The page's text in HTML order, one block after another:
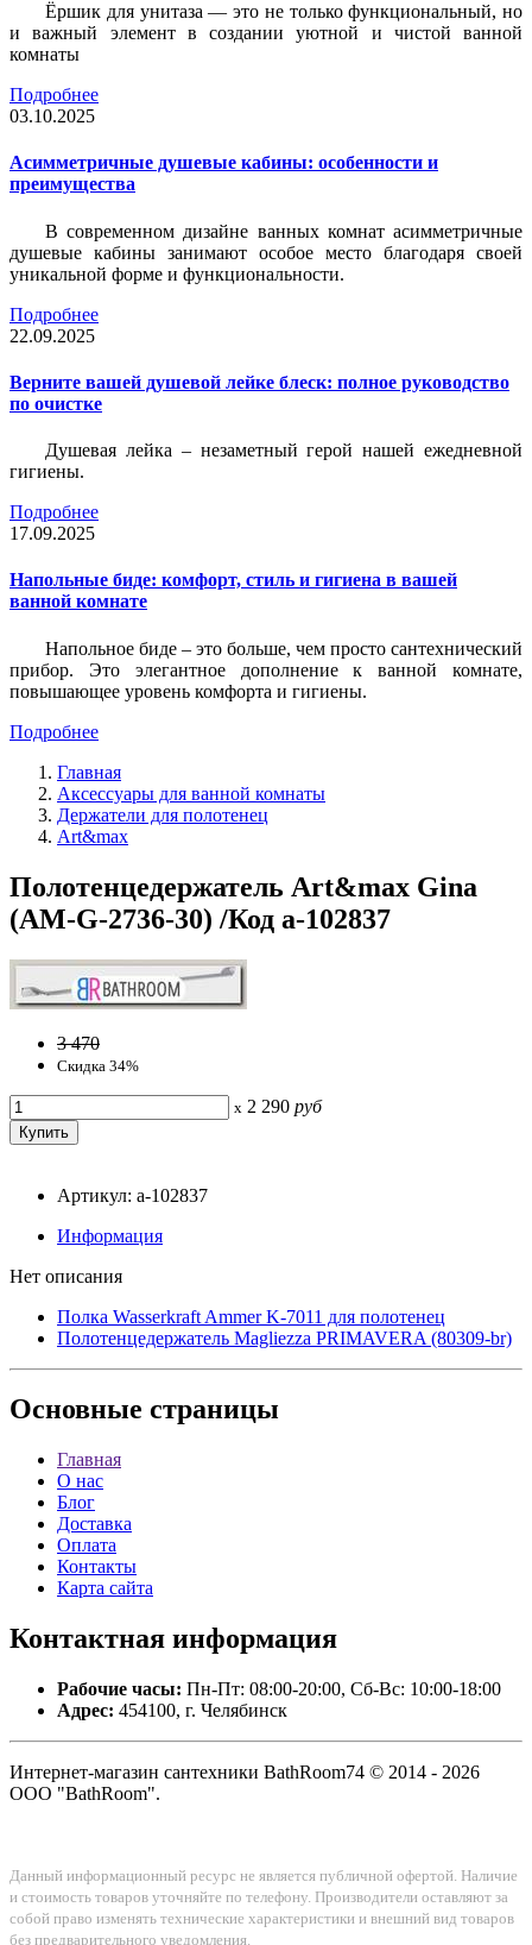
Ёршик для унитаза — это не только функциональный, но
и важный элемент в создании уютной и чистой ванной
комнаты
Подробнее
03.10.2025
Асимметричные душевые кабины: особенности и
преимущества
В современном дизайне ванных комнат асимметричные
душевые кабины занимают особое место благодаря своей
уникальной форме и функциональности.
Подробнее
22.09.2025
Верните вашей душевой лейке блеск: полное руководство
по очистке
Душевая лейка – незаметный герой нашей ежедневной
гигиены.
Подробнее
17.09.2025
Напольные биде: комфорт, стиль и гигиена в вашей
ванной комнате
Напольное биде – это больше, чем просто сантехнический
прибор. Это элегантное дополнение к ванной комнате,
повышающее уровень комфорта и гигиены.
Подробнее
Главная
Аксессуары для ванной комнаты
Держатели для полотенец
Art&max
Полотенцедержатель Art&max Gina
(AM-G-2736-30) /Код a-102837
3 470
Скидка 34%
x 2 290 руб
Артикул: a-102837
Информация
Нет описания
Полка Wasserkraft Ammer K-7011 для полотенец
Полотенцедержатель Magliezza PRIMAVERA (80309-br)
Основные страницы
Главная
О нас
Блог
Доставка
Оплата
Контакты
Карта сайта
Контактная информация
Рабочие часы: Пн-Пт: 08:00-20:00, Сб-Вс: 10:00-18:00
Адрес: 454100, г. Челябинск
Интернет-магазин сантехники BathRoom74 © 2014 - 2026
ООО "BathRoom".
Данный информационный ресурс не является публичной офертой. Наличие
и стоимость товаров уточняйте по телефону. Производители оставляют за
собой право изменять технические характеристики и внешний вид товаров
без предварительного уведомления.